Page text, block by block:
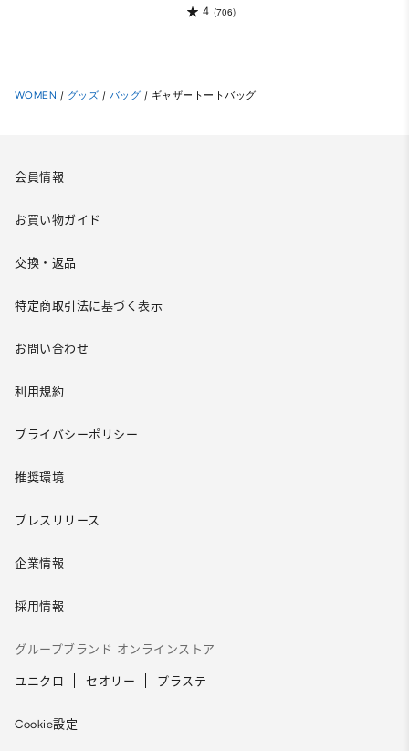
4 (706)
WOMEN / グッズ / バッグ / ギャザートートバッグ
会員情報
お買い物ガイド
交換・返品
特定商取引法に基づく表示
お問い合わせ
利用規約
プライバシーポリシー
推奨環境
プレスリリース
企業情報
採用情報
グループブランド オンラインストア
ユニクロ セオリー プラステ
Cookie設定